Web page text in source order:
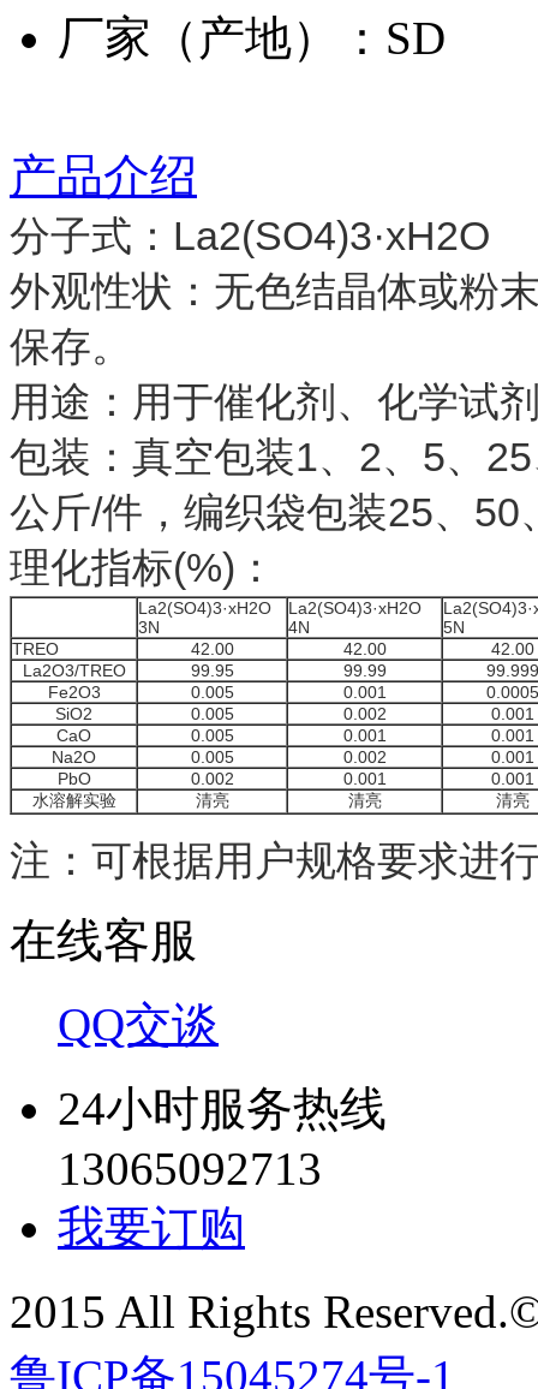
厂家（产地）：SD
产品介绍
分子式：La2(SO4)3·xH2O
外观性状：无色结晶体或粉
保存。
用途：用于催化剂、化学试
包装：真空包装1、2、5、
公斤/件，编织袋包装25、
理化指标(%)：
La2(SO4)3·xH2O
3N
La2(SO4)3·xH2O
4N
5N
TREO
42.00 42.00
42.00
La2O3/TREO
99.95 99.99
99.999
Fe2O3
0.005 0.001
0.0005
SiO2
0.005 0.002
0.001
CaO
0.005 0.001
0.001
Na2O
0.005 0.002
0.001
PbO
0.002 0.001
0.001
水溶解实验
清亮 清亮 清亮
注：可根据用户规格要求进
在线客服
QQ交谈
24小时服务热线
13065092713
我要订购
2015 All Rights
鲁ICP备15045274号-1